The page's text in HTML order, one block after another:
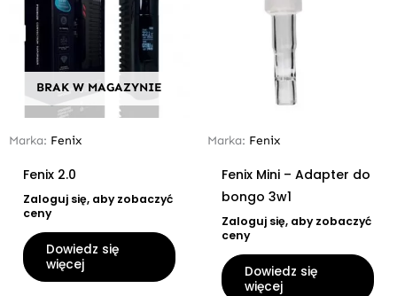
BRAK W MAGAZYNIE
Marka: Fenix
Fenix 2.0
Zaloguj się, aby zobaczyć
ceny
Dowiedz się
więcej
Marka: Fenix
Fenix Mini – Adapter do
bongo 3w1
Zaloguj się, aby zobaczyć
ceny
Dowiedz się
więcej